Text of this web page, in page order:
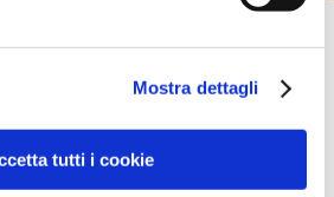
Mostra dettagli
tutti i cookie
MONTSANT, 10,
+34938772875
kadira@kadira.cat